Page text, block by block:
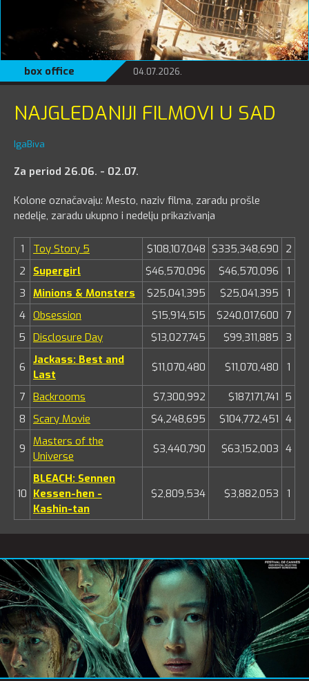
box office 04.07.2026.
NAJGLEDANIJI FILMOVI U SAD
IgaBiva
Za period 26.06. - 02.07.
Kolone označavaju: Mesto, naziv filma, zaradu prošle
nedelje, zaradu ukupno i nedelju prikazivanja
1 Toy Story 5 $108,107,048 $335,348,690 2
2
Supergirl $46,570,096 $46,570,096
1
3 Minions & Monsters $25,041,395 $25,041,395
1
4 Obsession $15,914,515 $240,017,600 7
5 Disclosure Day $13,027,745 $99,311,885 3
6
Jackass: Best and
Last
$11,070,480 $11,070,480 1
7 Backrooms $7,300,992 $187,171,741 5
8 Scary Movie $4,248,695 $104,772,451 4
9
Masters of the
Universe
$3,440,790 $63,152,003 4
10
BLEACH: Sennen
Kessen-hen -
Kashin-tan
$2,809,534 $3,882,053 1